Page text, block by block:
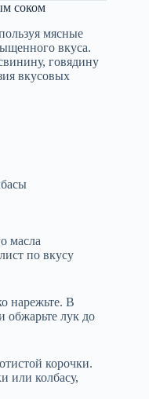
соком
мясные
вкуса.
говядину
вкусовых
масла
по вкусу
нарежьте. В
обжарьте лук до
корочки.
или колбасу,